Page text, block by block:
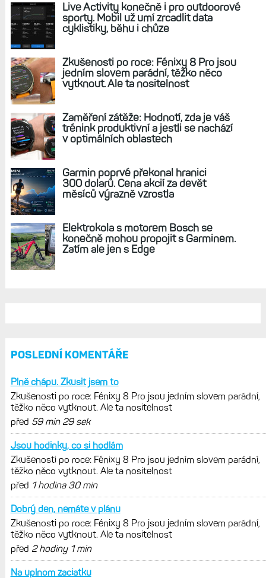
Live Activity konečně i pro outdoorové
sporty. Mobil už umí zrcadlit data
cyklistiky, běhu i chůze
Zkušenosti po roce: Fénixy 8 Pro jsou
jedním slovem parádní, těžko něco
vytknout. Ale ta nositelnost
Zaměření zátěže: Hodnotí, zda je váš
trénink produktivní a jestli se nachází
v optimálních oblastech
Garmin poprvé překonal hranici
300 dolarů. Cena akcií za devět
měsíců výrazně vzrostla
Elektrokola s motorem Bosch se
konečně mohou propojit s Garminem.
Zatím ale jen s Edge
POSLEDNÍ KOMENTÁŘE
Plně chápu. Zkusit jsem to
Zkušenosti po roce: Fénixy 8 Pro jsou jedním slovem parádní,
těžko něco vytknout. Ale ta nositelnost
před 59 min 29 sek
Jsou hodinky, co si hodlám
Zkušenosti po roce: Fénixy 8 Pro jsou jedním slovem parádní,
těžko něco vytknout. Ale ta nositelnost
před 1 hodina 30 min
Dobrý den, nemáte v plánu
Zkušenosti po roce: Fénixy 8 Pro jsou jedním slovem parádní,
těžko něco vytknout. Ale ta nositelnost
před 2 hodiny 1 min
Na uplnom zaciatku